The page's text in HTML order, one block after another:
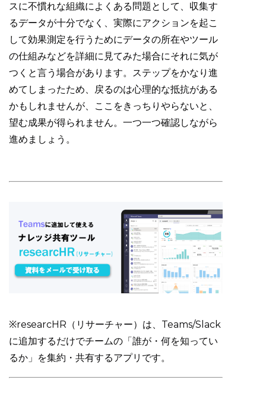
スに不慣れな組織によくある問題として、収集す
るデータが十分でなく、実際にアクションを起こ
して効果測定を行うためにデータの所在やツール
の仕組みなどを詳細に見てみた場合にそれに気が
つくと言う場合があります。ステップをかなり進
めてしまったため、戻るのは心理的な抵抗がある
かもしれませんが、ここをきっちりやらないと、
望む成果が得られません。一つ一つ確認しながら
進めましょう。
※researcHR（リサーチャー）は、Teams/Slack
に追加するだけでチームの「誰が・何を知ってい
るか」を集約・共有するアプリです。